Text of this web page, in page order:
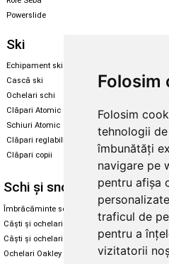
Folosim
Folosim
tehnologii
îmbunătăți
navigare pe
pentru afișa
traficul de
pentru a
vizitatorii
Powerslide
Ski
Echipament ski
Cască ski
Ochelari schi
Clăpari Atomic
Schiuri Atomic
Clăpari reglabili
Clăpari copii
Schi și snowboard
Îmbrăcăminte schi și snowboard
Căști și ochelari de iarnă
Căști și ochelari Alpina
Ochelari Oakley